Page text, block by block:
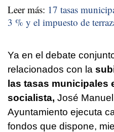
Leer más: 17 tasas
3 % y el impuesto de
Ya en el debate
relacionados con la
las tasas municipales
socialista, José
Ayuntamiento ejecuta
fondos que dispone,